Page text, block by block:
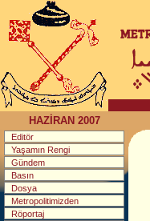
HAZİRAN 2007
Editör
Yaşamın Rengi
Gündem
Basın
Dosya
Metropolitimizden
Röportaj